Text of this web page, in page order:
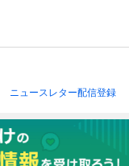
ニュースレター配信登録